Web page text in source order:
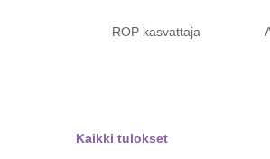
ROP kasvattaja
Kaikki tulokset